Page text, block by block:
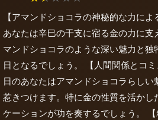
【アマンドショコラの神秘的な力に
あなたは辛巳の干支に宿る金の力に支
マンドショコラのような深い魅力と独
日となるでしょう。 【人間関係とコ
日のあなたはアマンドショコラらしい
惹きつけます。特に金の性質を活かし
ケーションが功を奏するでしょう。